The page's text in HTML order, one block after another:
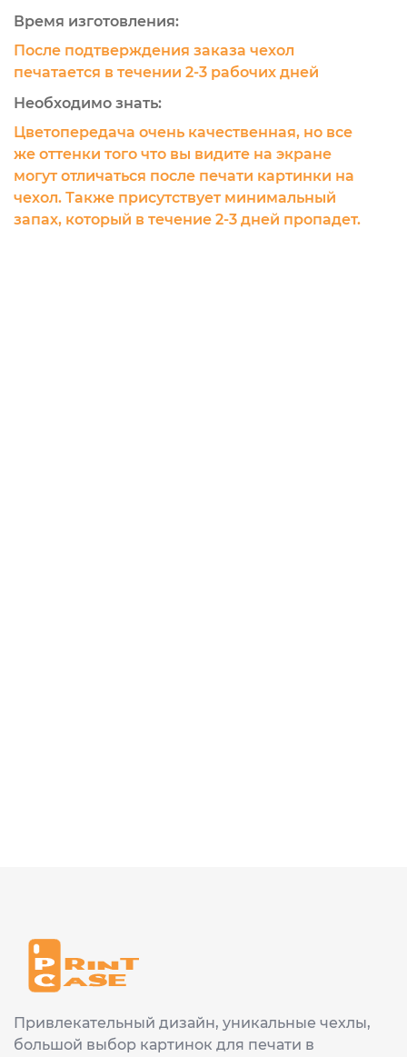
Время изготовления:
После подтверждения заказа чехол
печатается в течении 2-3 рабочих дней
Необходимо знать:
Цветопередача очень качественная, но все
же оттенки того что вы видите на экране
могут отличаться после печати картинки на
чехол. Также присутствует минимальный
запах, который в течение 2-3 дней пропадет.
Привлекательный дизайн, уникальные чехлы,
большой выбор картинок для печати в